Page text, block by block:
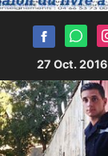
27 Oct. 2016